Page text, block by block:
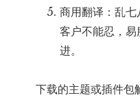
商用翻译：乱
客户不能忍，
进。
下载的主题或插件